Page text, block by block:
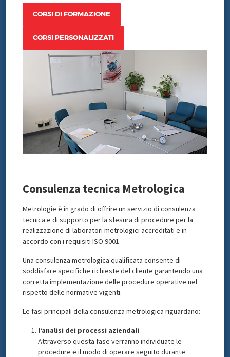
CORSI DI FORMAZIONE
CORSI PERSONALIZZATI
Consulenza tecnica Metrologica
Metrologie è in grado di offrire un servizio di consulenza
tecnica e di supporto per la stesura di procedure per la
realizzazione di laboratori metrologici accreditati e in
accordo con i requisiti ISO 9001.
Una consulenza metrologica qualificata consente di
soddisfare specifiche richieste del cliente garantendo una
corretta implementazione delle procedure operative nel
rispetto delle normative vigenti.
Le fasi principali della consulenza metrologica riguardano:
l’analisi dei processi aziendali
Attraverso questa fase verranno individuate le
procedure e il modo di operare seguito durante